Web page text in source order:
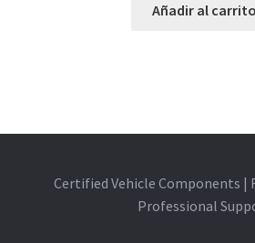
Añadir al carrito
Certified Vehicle Components |
Professional